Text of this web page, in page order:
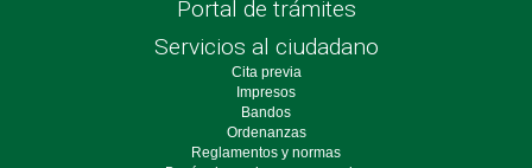
Portal de trámites
Servicios al ciudadano
Cita previa
Impresos
Bandos
Ordenanzas
Reglamentos y normas